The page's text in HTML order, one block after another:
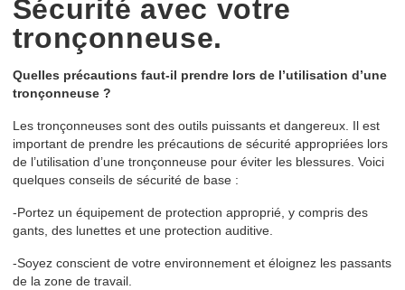
Sécurité avec votre
tronçonneuse.
Quelles précautions faut-il prendre lors de l’utilisation d’une
tronçonneuse ?
Les tronçonneuses sont des outils puissants et dangereux. Il est
important de prendre les précautions de sécurité appropriées lors
de l’utilisation d’une tronçonneuse pour éviter les blessures. Voici
quelques conseils de sécurité de base :
-Portez un équipement de protection approprié, y compris des
gants, des lunettes et une protection auditive.
-Soyez conscient de votre environnement et éloignez les passants
de la zone de travail.